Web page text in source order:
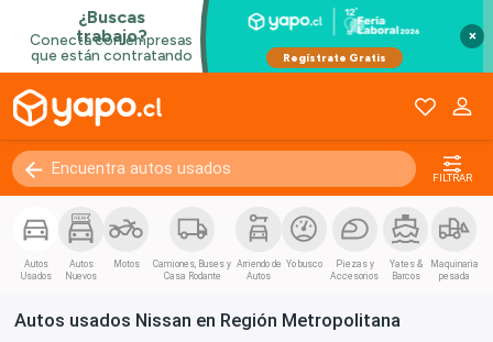
×
FILTRAR
Autos
Usados
Autos
Nuevos
Motos
Camiones, Buses y
Casa Rodante
Arriendo de
Autos
Yo busco
Piezas y
Accesorios
Yates &
Barcos
Maquinaria
pesada
Autos usados Nissan en Región Metropolitana